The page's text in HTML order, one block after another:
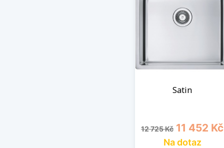
Satin
Běžná cena
12 725 Kč Cena
11 452 Kč
Na dotaz